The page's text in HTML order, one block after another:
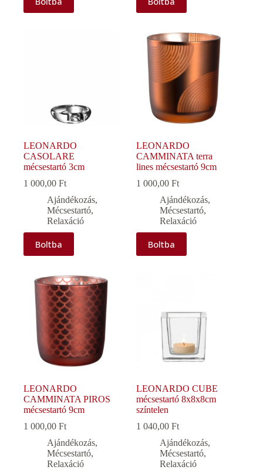
LEONARDO
CASOLARE
mécsestartó 3cm
1 000,00 Ft
Ajándékozás,
Mécsestartó,
Relaxáció
Boltba
LEONARDO
CAMMINATA terra
lines mécsestartó 9cm
1 000,00Ft
Ajándékozás,
Mécsestartó,
Relaxáció
Boltba
LEONARDO
CAMMINATA PIROS
mécsestartó 9cm
1 000,00 Ft
Ajándékozás,
Mécsestartó,
Relaxáció
LEONARDO CUBE
mécsestartó 8x8x8cm
színtelen
1 040,00Ft
Ajándékozás,
Mécsestartó,
Relaxáció